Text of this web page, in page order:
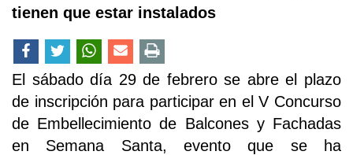
tienen que estar instalados
El sábado día 29 de febrero se abre el plazo
de inscripción para participar en el V Concurso
de Embellecimiento de Balcones y Fachadas
en Semana Santa, evento que se ha